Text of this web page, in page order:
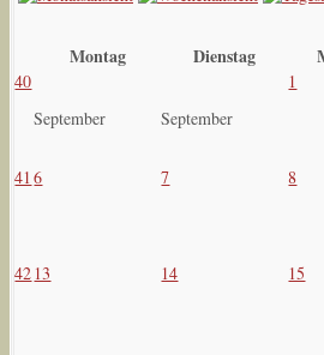
Montag
Dienstag
40
September
September
1
41 6 7 8
42 13 14 15